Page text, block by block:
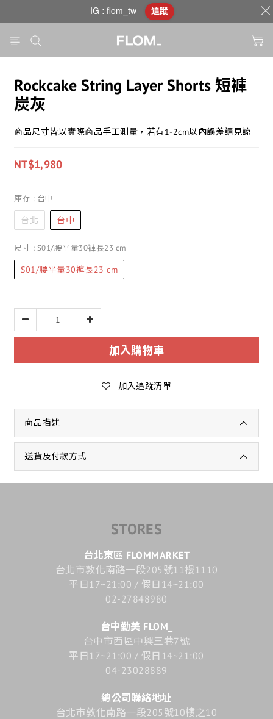
Rockcake String Layer Shorts 短褲
炭灰
商品尺寸皆以實際商品手工測量，若有1-2cm以內誤差請見諒
NT$1,980
庫存 : 台中
台北 台中
尺寸 : S01/腰平量30褲長23 cm
S01/腰平量30褲長23 cm
加入購物車
加入追蹤清單
商品描述
送貨及付款方式
STORES
台北東區 FLOMMARKET
台北市敦化南路一段205號11樓1110
平日17~21:00 / 假日14~21:00
02-27848980
台中勤美 FLOM_
台中市西區中興三巷7號
平日17~21:00 / 假日14~21:00
04-23028889
總公司聯絡地址
台北市敦化南路一段205號10樓之10
IG : flom_tw 追蹤